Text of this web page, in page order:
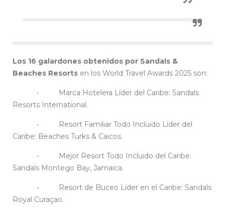
Los 16 galardones obtenidos por Sandals &
Beaches Resorts en los World Travel Awards 2025 son:
• Marca Hotelera Líder del Caribe: Sandals
Resorts International.
• Resort Familiar Todo Incluido Líder del
Caribe: Beaches Turks & Caicos.
• Mejor Resort Todo Incluido del Caribe:
Sandals Montego Bay, Jamaica.
• Resort de Buceo Líder en el Caribe: Sandals
Royal Curaçao.